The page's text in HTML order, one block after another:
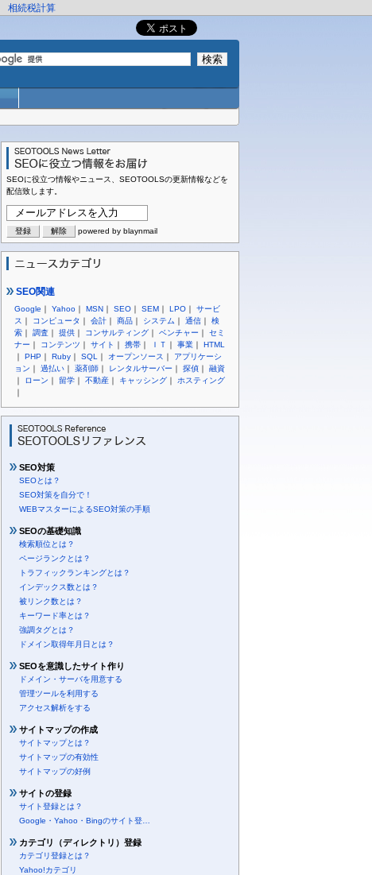
相続税計算
SEOに役立つ情報やニュース、SEOTOOLSの更新情報などを
配信致します。
powered by blaynmail
SEO関連
Google ｜ Yahoo ｜ MSN ｜ SEO ｜ SEM ｜ LPO ｜ サービ
ス ｜ コンピュータ ｜ 会計 ｜ 商品 ｜ システム ｜ 通信 ｜ 検
索 ｜ 調査 ｜ 提供 ｜ コンサルティング ｜ ベンチャー ｜ セミ
ナー ｜ コンテンツ ｜ サイト ｜ 携帯 ｜ ＩＴ ｜ 事業 ｜ HTML
｜ PHP ｜ Ruby ｜ SQL ｜ オープンソース ｜ アプリケーシ
ョン ｜ 過払い ｜ 薬剤師 ｜ レンタルサーバー ｜ 探偵 ｜ 融資
｜ ローン ｜ 留学 ｜ 不動産 ｜ キャッシング ｜ ホスティング
｜
SEO対策
SEOとは？
SEO対策を自分で！
WEBマスターによるSEO対策の手順
SEOの基礎知識
検索順位とは？
ページランクとは？
トラフィックランキングとは？
インデックス数とは？
被リンク数とは？
キーワード率とは？
強調タグとは？
ドメイン取得年月日とは？
SEOを意識したサイト作り
ドメイン・サーバを用意する
管理ツールを利用する
アクセス解析をする
サイトマップの作成
サイトマップとは？
サイトマップの有効性
サイトマップの好例
サイトの登録
サイト登録とは？
Google・Yahoo・Bingのサイト登…
カテゴリ（ディレクトリ）登録
カテゴリ登録とは？
Yahoo!カテゴリ